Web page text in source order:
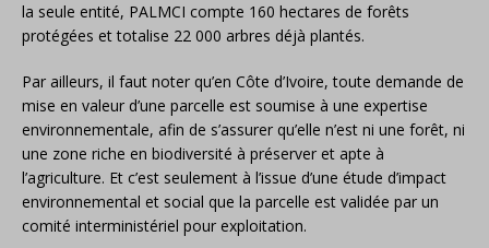
la seule entité, PALMCI compte 160 hectares de forêts
protégées et totalise 22 000 arbres déjà plantés.
Par ailleurs, il faut noter qu’en Côte d’Ivoire, toute demande de
mise en valeur d’une parcelle est soumise à une expertise
environnementale, afin de s’assurer qu’elle n’est ni une forêt, ni
une zone riche en biodiversité à préserver et apte à
l’agriculture. Et c’est seulement à l’issue d’une étude d’impact
environnemental et social que la parcelle est validée par un
comité interministériel pour exploitation.